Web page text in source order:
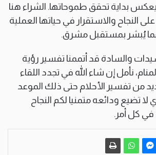
يعكس بداية تحقق طموحاتها. الشراء هنا
النجاح والاستقرار في حياتها العملية
يُبشر بمستقبل مشرق.
والسادة قد أتممنا تفسير رؤية
نأمل إن شاء الله في تجدد اللقاء
من تفسير الأحلام حتى ذلك الموعد
لا تضيع ودائعه متمنيا لكم النجاح
في كل أمر.